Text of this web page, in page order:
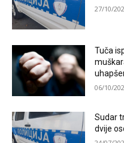
27/10/
Tuča
06/10/
Sudar
dvije